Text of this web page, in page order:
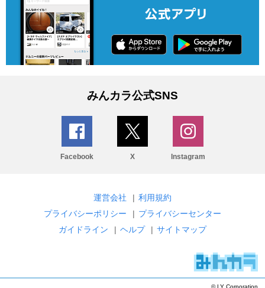
みんカラ公式SNS
Facebook X Instagram
運営会社 | 利用規約
プライバシーポリシー
| プライバシーセンター
ガイドライン
| ヘルプ | サイトマップ
© LY Corporation